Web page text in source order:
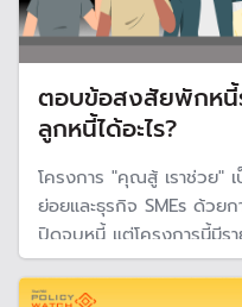
ตอบข้อสงสัยพักหนี้
ลูกหนี้ได้อะไร?
โครงการ "คุณสู้ เราช่วย"
ย่อยและธุรกิจ SMEs ด้วยการตัดเงินต้น พักดอกเบี้ย 3 ปี และ
ปิดจบหนี้ แต่โครงการนี้มีร
ประเภทของลูกหนี้ ดังนั้นยั
และลูกหนี้จะได้อะไร และได้ป